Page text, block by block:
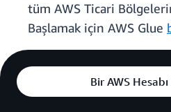
tüm AWS Ticari
Başlamak için AWS Glue
Bir AWS